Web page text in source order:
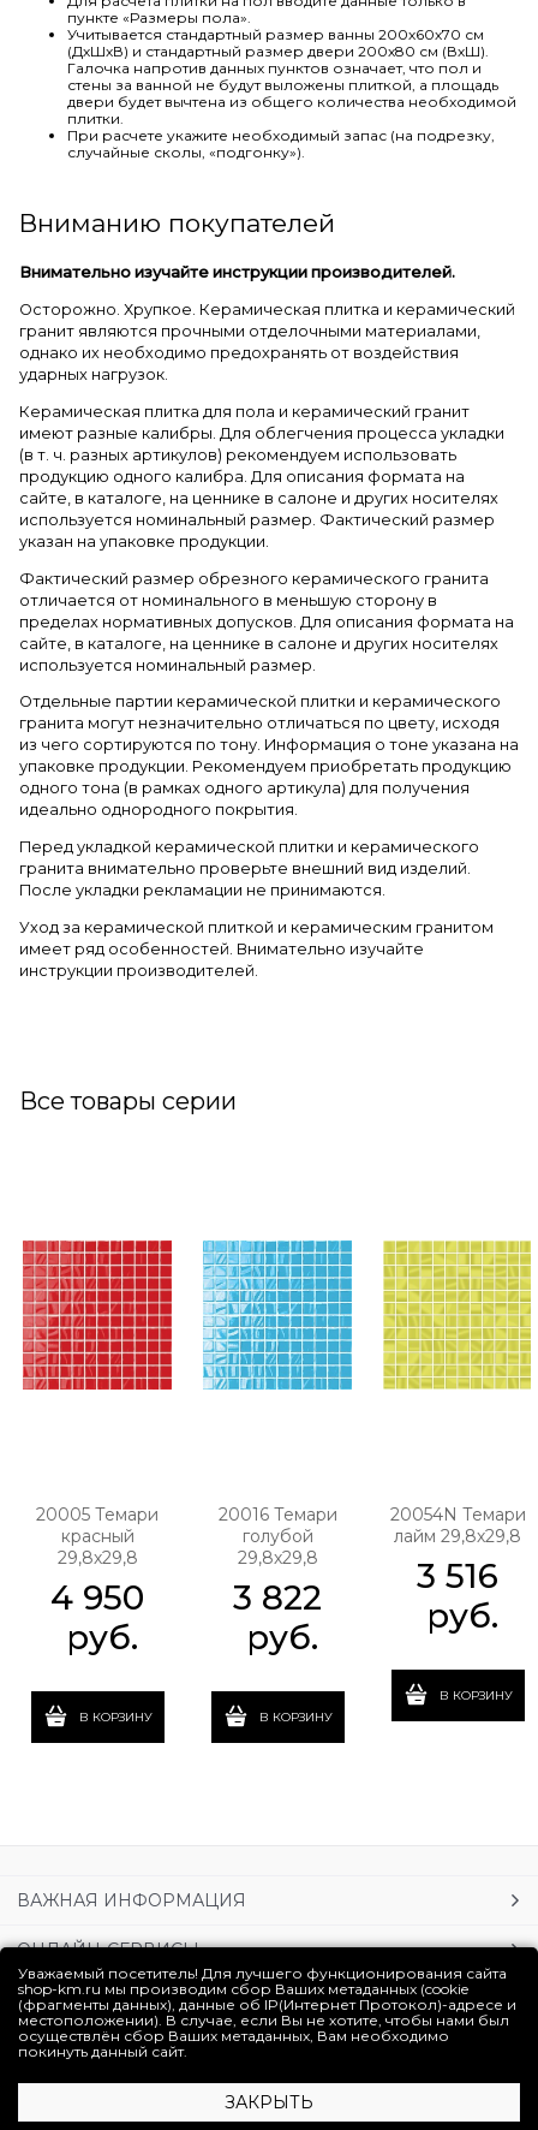
пункте «Размеры пола».
Учитывается стандартный размер ванны 200х60х70 см
(ДхШхВ) и стандартный размер двери 200х80 см (ВхШ).
Галочка напротив данных пунктов означает, что пол и
стены за ванной не будут выложены плиткой, а площадь
двери будет вычтена из общего количества необходимой
плитки.
При расчете укажите необходимый запас (на подрезку,
случайные сколы, «подгонку»).
Вниманию покупателей
Внимательно изучайте инструкции производителей.
Осторожно. Хрупкое. Керамическая плитка и керамический
гранит являются прочными отделочными материалами,
однако их необходимо предохранять от воздействия
ударных нагрузок.
Керамическая плитка для пола и керамический гранит
имеют разные калибры. Для облегчения процесса укладки
(в т. ч. разных артикулов) рекомендуем использовать
продукцию одного калибра. Для описания формата на
сайте, в каталоге, на ценнике в салоне и других носителях
используется номинальный размер. Фактический размер
указан на упаковке продукции.
Фактический размер обрезного керамического гранита
отличается от номинального в меньшую сторону в
пределах нормативных допусков. Для описания формата на
сайте, в каталоге, на ценнике в салоне и других носителях
используется номинальный размер.
Отдельные партии керамической плитки и керамического
гранита могут незначительно отличаться по цвету, исходя
из чего сортируются по тону. Информация о тоне указана на
упаковке продукции. Рекомендуем приобретать продукцию
одного тона (в рамках одного артикула) для получения
идеально однородного покрытия.
Перед укладкой керамической плитки и керамического
гранита внимательно проверьте внешний вид изделий.
После укладки рекламации не принимаются.
Уход за керамической плиткой и керамическим гранитом
имеет ряд особенностей. Внимательно изучайте
инструкции производителей.
Все товары серии
20005 Темари
красный
29,8х29,8
4 950
руб.
В КОРЗИНУ
20016 Темари
голубой
29,8х29,8
3 822
руб.
В КОРЗИНУ
20054N Темари
лайм 29,8х29,8
3 516
руб.
В КОРЗИНУ
ВАЖНАЯ ИНФОРМАЦИЯ
ОНЛАЙН-СЕРВИСЫ
УСЛУГИ
ЛИЧНЫЙ КАБИНЕТ
Полная версия сайта
Уважаемый посетитель! Для лучшего функционирования сайта
shop-km.ru мы производим сбор Ваших метаданных (cookie
(фрагменты данных), данные об IP(Интернет Протокол)-адресе и
местоположении). В случае, если Вы не хотите, чтобы нами был
осуществлён сбор Ваших метаданных, Вам необходимо
покинуть данный сайт.
ЗАКРЫТЬ